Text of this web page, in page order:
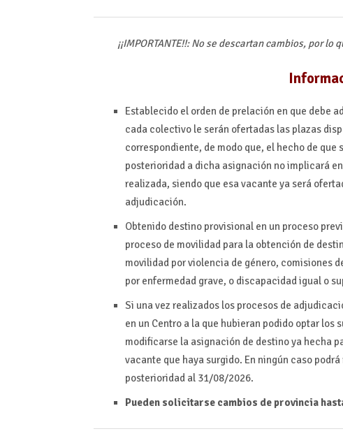
¡¡IMPORTANTE!!: No se descartan cambios, por
Establecido el orden de prelación en que debe
cada colectivo le serán ofertadas las plazas
correspondiente, de modo que, el hecho de
posterioridad a dicha asignación no implicará
realizada, siendo que esa vacante ya será
adjudicación.
Obtenido destino provisional en un proceso
proceso de movilidad para la obtención de
movilidad por violencia de género, comisiones
por enfermedad grave, o discapacidad igual o
Si una vez realizados los procesos de
en un Centro a la que hubieran podido optar los
modificarse la asignación de destino ya hecha
vacante que haya surgido. En ningún caso
posterioridad al 31/08/2026.
Pueden solicitarse cambios de provincia